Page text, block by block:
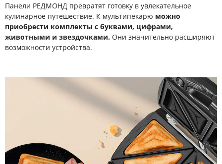
Панели РЕДМОНД превратят готовку в увлекательное
кулинарное путешествие. К мультипекарю можно
приобрести комплекты с буквами, цифрами,
животными и звездочками. Они значительно расширяют
возможности устройства.